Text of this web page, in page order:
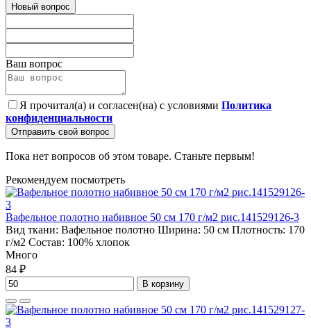
Новый вопрос
Ваш вопрос
Я прочитал(а) и согласен(на) с условиями Политика
конфиденциальности
Отправить свой вопрос
Пока нет вопросов об этом товаре. Станьте первым!
Рекомендуем посмотреть
Вафельное полотно набивное 50 см 170 г/м2 рис.141529126-3
Вид ткани: Вафельное полотно Ширина: 50 см Плотность: 170
г/м2 Состав: 100% хлопок
Много
84 ₽
В корзину